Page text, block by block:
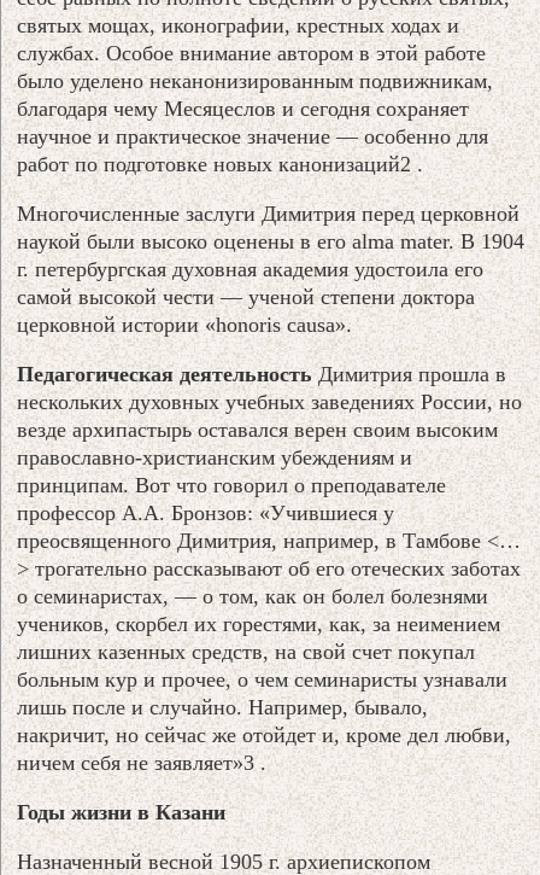
святых мощах, иконографии, крестных ходах и
службах. Особое внимание автором в этой работе
было уделено неканонизированным подвижникам,
благодаря чему Месяцеслов и сегодня сохраняет
научное и практическое значение — особенно для
работ по подготовке новых канонизаций2 .
Многочисленные заслуги Димитрия перед церковной
наукой были высоко оценены в его alma mater. В 1904
г. петербургская духовная академия удостоила его
самой высокой чести — ученой степени доктора
церковной истории «honoris causa».
Педагогическая деятельностьДимитрия прошла в
нескольких духовных учебных заведениях России, но
везде архипастырь оставался верен своим высоким
православно-христианским убеждениям и
принципам. Вот что говорил о преподавателе
профессор А.А. Бронзов: «Учившиеся у
преосвященного Димитрия, например, в Тамбове <…
> трогательно рассказывают об его отеческих заботах
о семинаристах, — о том, как он болел болезнями
учеников, скорбел их горестями, как, за неимением
лишних казенных средств, на свой счет покупал
больным кур и прочее, о чем семинаристы узнавали
лишь после и случайно. Например, бывало,
накричит, но сейчас же отойдет и, кроме дел любви,
ничем себя не заявляет»3 .
Годы жизни в Казани
Назначенный весной 1905 г. архиепископом